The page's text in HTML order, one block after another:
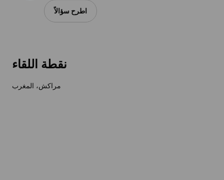
اطرح سؤالاً
نقطة اللقاء
مراكش، المغرب